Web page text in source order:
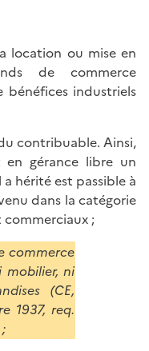
location ou mise en
de commerce
bénéfices industriels
contribuable. Ainsi,
gérance libre un
hérité est passible à
dans la catégorie
;
commerce
mobilier, ni
(CE,
1937, req.